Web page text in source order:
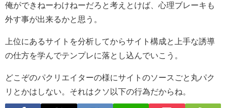
俺ができねーわけねーだろと考えとけば、心理ブレーキも
外す事が出来るかと思う。
上位にあるサイトを分析してからサイト構成と上手な誘導
の仕方を学んでテンプレに落とし込んでいこう。
どこぞのパクリエイターの様にサイトのソースごと丸パク
リとかはしない。それはクソ以下の行為だからね。